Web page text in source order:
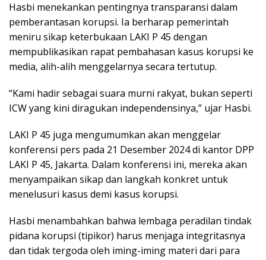
Hasbi menekankan pentingnya transparansi dalam
pemberantasan korupsi. Ia berharap pemerintah
meniru sikap keterbukaan LAKI P 45 dengan
mempublikasikan rapat pembahasan kasus korupsi ke
media, alih-alih menggelarnya secara tertutup.
“Kami hadir sebagai suara murni rakyat, bukan seperti
ICW yang kini diragukan independensinya,” ujar Hasbi.
LAKI P 45 juga mengumumkan akan menggelar
konferensi pers pada 21 Desember 2024 di kantor DPP
LAKI P 45, Jakarta. Dalam konferensi ini, mereka akan
menyampaikan sikap dan langkah konkret untuk
menelusuri kasus demi kasus korupsi.
Hasbi menambahkan bahwa lembaga peradilan tindak
pidana korupsi (tipikor) harus menjaga integritasnya
dan tidak tergoda oleh iming-iming materi dari para